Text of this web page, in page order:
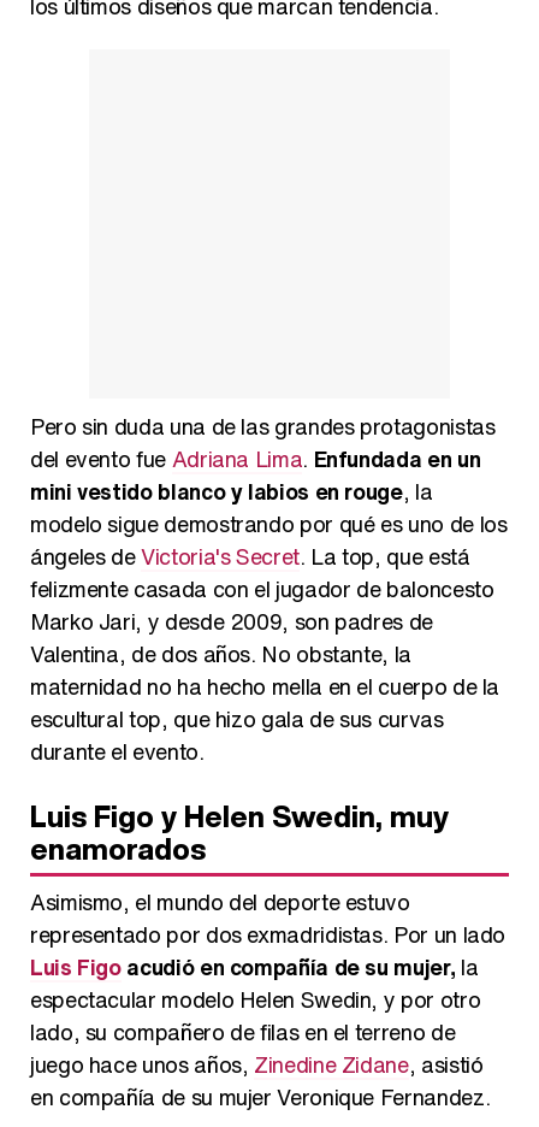
Magdalena de Suecia responde a las críticas y explica por qué le han permitido lanzar su propio negocio
los últimos diseños que marcan tendencia.
Pero sin duda una de las grandes protagonistas
del evento fueAdriana Lima. Enfundada en un
mini vestido blanco y labios en rouge, la
modelo sigue demostrando por qué es uno de los
ángeles deVictoria's Secret. La top, que está
felizmente casada con el jugador de baloncesto
Marko Jari, y desde 2009, son padres de
Valentina, de dos años. No obstante, la
maternidad no ha hecho mella en el cuerpo de la
escultural top, que hizo gala de sus curvas
durante el evento.
Luis Figo y Helen Swedin, muy
enamorados
Asimismo, el mundo del deporte estuvo
representado por dos exmadridistas. Por un lado
Luis Figoacudió en compañía de su mujer, la
espectacular modelo Helen Swedin, y por otro
lado, su compañero de filas en el terreno de
juego hace unos años, Zinedine Zidane, asistió
en compañía de su mujer Veronique Fernandez.